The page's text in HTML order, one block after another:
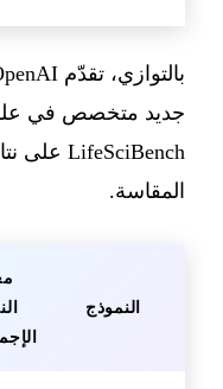
بالتوازي، تقدّم OpenAI ‏
جديد متخصص في
المقاسة.
النموذج